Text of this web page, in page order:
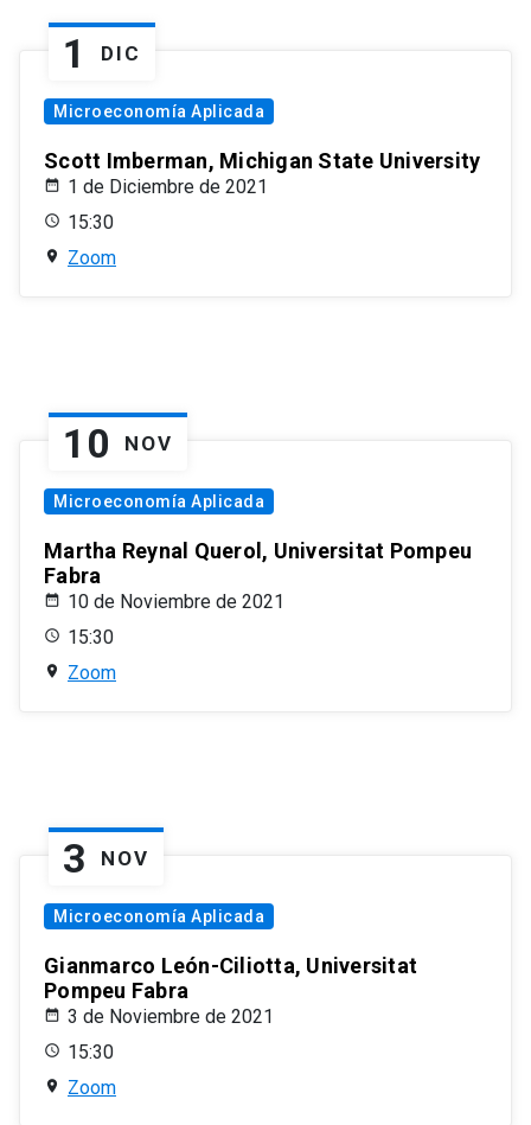
1 DIC
Microeconomía Aplicada
Scott Imberman, Michigan State University
1 de Diciembre de 2021
15:30
Zoom
10 NOV
Microeconomía Aplicada
Martha Reynal Querol, Universitat Pompeu
Fabra
10 de Noviembre de 2021
15:30
Zoom
3 NOV
Microeconomía Aplicada
Gianmarco León-Ciliotta, Universitat
Pompeu Fabra
3 de Noviembre de 2021
15:30
Zoom